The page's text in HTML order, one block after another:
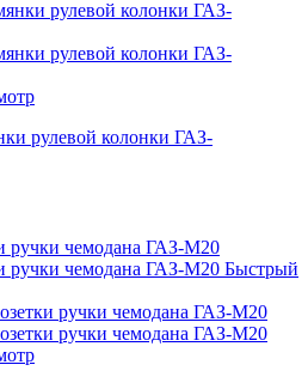
рулевой колонки ГАЗ-
Быстрый